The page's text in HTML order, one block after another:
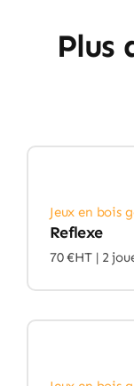
Plus
Jeux en bois
Reflexe
70 €HT | 2